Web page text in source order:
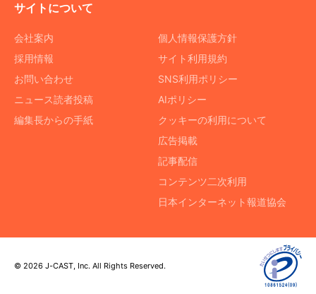
サイトについて
会社案内
採用情報
お問い合わせ
ニュース読者投稿
編集長からの手紙
個人情報保護方針
サイト利用規約
SNS利用ポリシー
AIポリシー
クッキーの利用について
広告掲載
記事配信
コンテンツ二次利用
日本インターネット報道協会
© 2026 J-CAST, Inc. All Rights Reserved.